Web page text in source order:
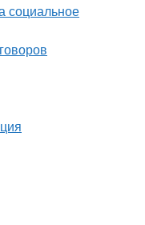
социальное